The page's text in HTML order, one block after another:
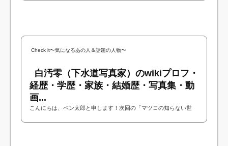
Check it〜気になるあの人＆話題の人物〜
白汚零（下水道写真家）のwikiプロフ・
経歴・学歴・家族・結婚歴・写真集・動
画...
こんにちは、ペン太郎と申します！次回の「マツコの知らない世